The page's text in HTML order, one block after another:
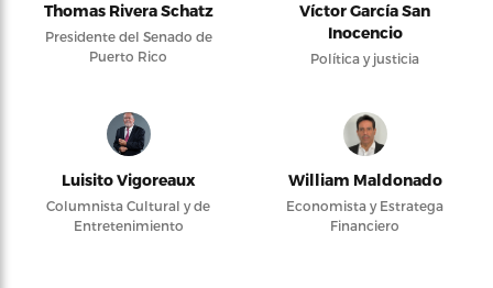
Thomas Rivera Schatz
Presidente del Senado de
Puerto Rico
Víctor García San
Inocencio
Política y justicia
Luisito Vigoreaux
Columnista Cultural y de
Entretenimiento
William Maldonado
Economista y Estratega
Financiero